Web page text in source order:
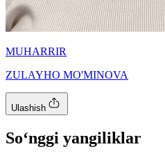
MUHARRIR
ZULAYHO MO'MINOVA
Ulashish
So‘nggi yangiliklar